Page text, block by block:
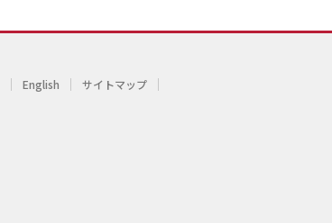
English サイトマップ